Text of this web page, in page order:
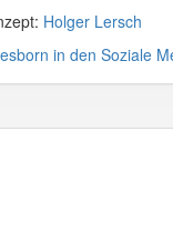
Holger Lersch
in den Soziale